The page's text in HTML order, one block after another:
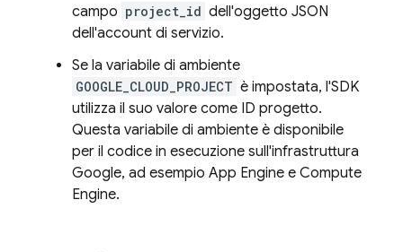
campo project_id dell'oggetto JSON
dell'account di servizio.
Se la variabile di ambiente
GOOGLE_CLOUD_PROJECT è impostata, l'SDK
utilizza il suo valore come ID progetto.
Questa variabile di ambiente è disponibile
per il codice in esecuzione sull'infrastruttura
Google, ad esempio App Engine e Compute
Engine.